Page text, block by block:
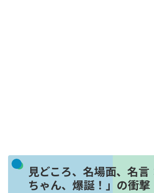
見どころ、名場面、名言
ちゃん、爆誕！」の衝撃